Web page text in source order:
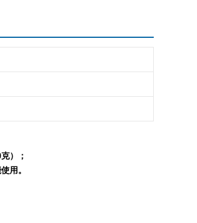
）；
用。